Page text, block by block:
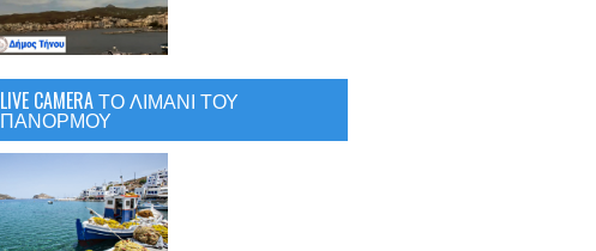
LIVE CAMERA ΤΟ ΛΙΜΑΝΙ ΤΟΥ
ΠΑΝΟΡΜΟΥ